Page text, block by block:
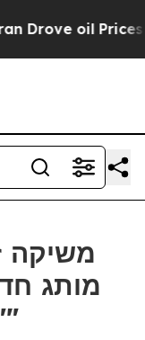
oil Prices
מותג
"קריפטוגרפיה לכולם"